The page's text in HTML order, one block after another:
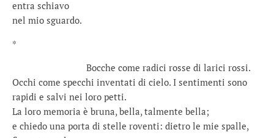
entra schiavo
nel mio sguardo.
*
Bocche come radici rosse di larici rossi.
Occhi come specchi inventati di cielo. I sentimenti sono
rapidi e salvi nei loro petti.
La loro memoria è bruna, bella, talmente bella;
e chiedo una porta di stelle roventi: dietro le mie spalle,